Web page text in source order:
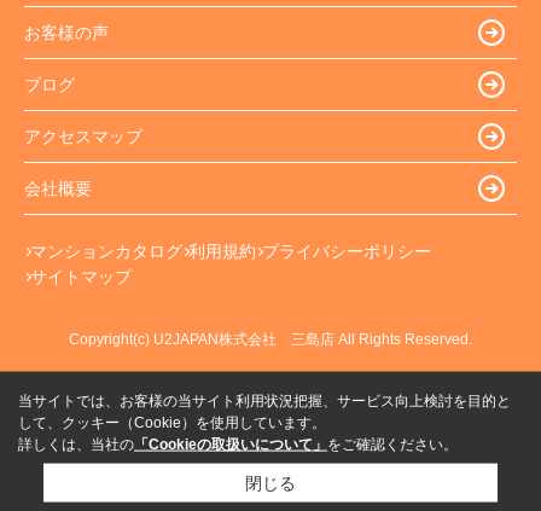
お客様の声
ブログ
アクセスマップ
会社概要
マンションカタログ 利用規約 プライバシーポリシー
サイトマップ
Copyright(c) U2JAPAN株式会社 三島店 All Rights Reserved.
当サイトでは、お客様の当サイト利用状況把握、サービス向上検討を目的と
して、クッキー（Cookie）を使用しています。
詳しくは、当社の 「Cookieの取扱いについて」 をご確認ください。
閉じる